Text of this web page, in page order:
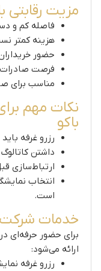
مزیت رقابتی
فاصله کم و
هزینه کمتر
حضور خریداران
فرصت صادرات
مناسب برای
نکات مهم
باکو
رزرو غرفه باید حداقل 3 تا 6 ماه
داشتن کاتالوگ
ارتباط‌سازی قبل
انتخاب
است.
خدمات شرکت
برای حضور حرفه‌ای در
ارائه می‌شود:
رزرو غرفه